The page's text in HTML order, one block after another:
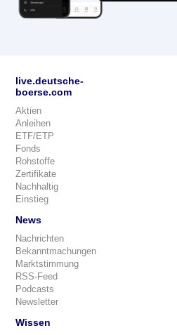
live.deutsche-
boerse.com
Aktien
Anleihen
ETF/ETP
Fonds
Rohstoffe
Zertifikate
Nachhaltig
Einstieg
News
Nachrichten
Bekanntmachungen
Marktstimmung
RSS-Feed
Podcasts
Newsletter
Wissen